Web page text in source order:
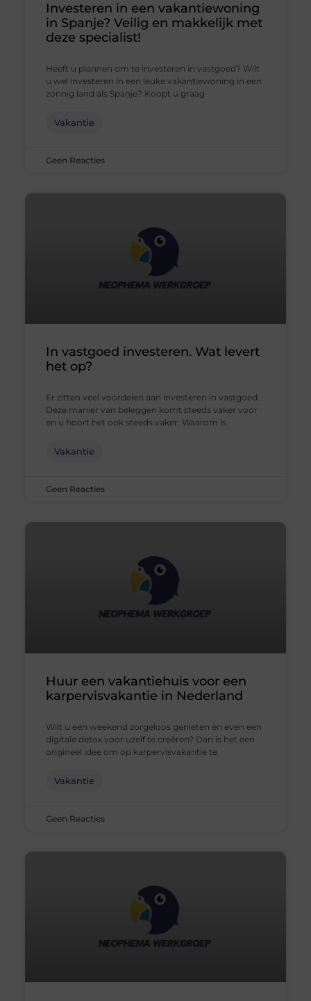
Investeren in een vakantiewoning
in Spanje? Veilig en makkelijk met
deze specialist!
Heeft u plannen om te investeren in vastgoed? Wilt
u wel investeren in een leuke vakantiewoning in een
zonnig land als Spanje? Koopt u graag
Vakantie
Geen Reacties
In vastgoed investeren. Wat levert
het op?
Er zitten veel voordelen aan investeren in vastgoed.
Deze manier van beleggen komt steeds vaker voor
en u hoort het ook steeds vaker. Waarom is
Vakantie
Geen Reacties
Huur een vakantiehuis voor een
karpervisvakantie in Nederland
Wilt u een weekend zorgeloos genieten en even een
digitale detox voor uzelf te creëren? Dan is het een
origineel idee om op karpervisvakantie te
Vakantie
Geen Reacties